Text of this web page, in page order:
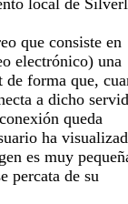
local de
que consiste en
electrónico) una
de forma que,
a dicho
queda
ha
es muy
percata de su